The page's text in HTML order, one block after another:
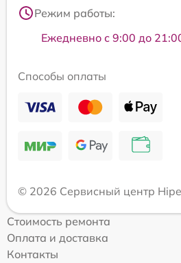
Режим работы:
Ежедневно с 9:00 до
Способы оплаты
© 2026 Сервисный центр
Стоимость ремонта
Оплата и доставка
Контакты